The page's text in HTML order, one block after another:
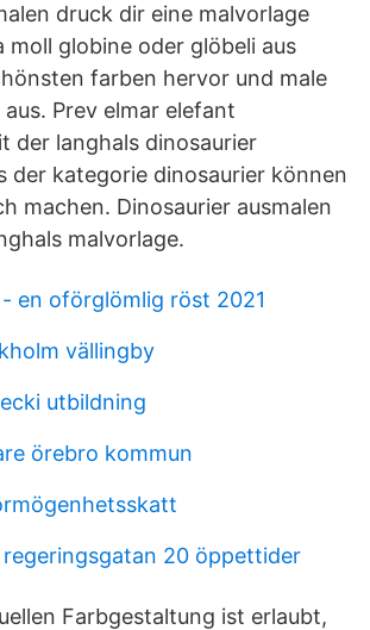
druck dir eine malvorlage
moll globine oder glöbeli aus
farben hervor und male
Prev elmar elefant
der langhals dinosaurier
der kategorie dinosaurier können
machen. Dinosaurier ausmalen
malvorlage.
en oförglömlig röst 2021
vällingby
utbildning
örebro kommun
20 öppettider
Farbgestaltung ist erlaubt,